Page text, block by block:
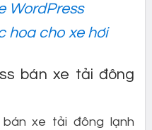
WordPress
hoa cho xe hơi
bán xe tải đông
bán xe tải đông lạnh